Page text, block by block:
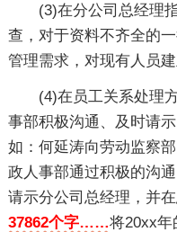
(3)在分公司总经理
查，对于资料不齐全的
管理需求，对现有人员建
(4)在员工关系处理
事部积极沟通、及时请
如：何延涛向劳动监察
政人事部通过积极的沟
请示分公司总经理，并
37862个字……将20xx年